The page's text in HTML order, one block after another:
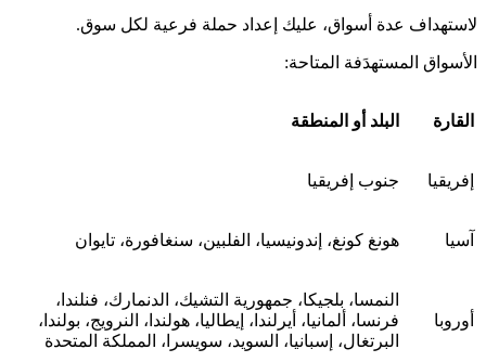
لاستهداف عدة أسواق، عليك إعداد حملة فرعية لكل سوق.
الأسواق المستهدَفة المتاحة:
القارة البلد أو المنطقة
إفريقيا جنوب إفريقيا
آسيا هونغ كونغ، إندونيسيا، الفلبين، سنغافورة، تايوان
أوروبا
النمسا، بلجيكا، جمهورية التشيك، الدنمارك، فنلندا،
فرنسا، ألمانيا، أيرلندا، إيطاليا، هولندا، النرويج، بولندا،
البرتغال، إسبانيا، السويد، سويسرا، المملكة المتحدة